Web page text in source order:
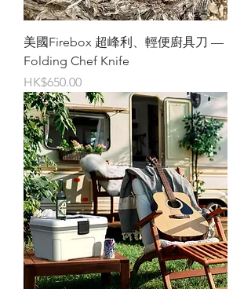
美國Firebox 超峰利、輕便廚具刀 —
Folding Chef Knife
價格
HK$650.00